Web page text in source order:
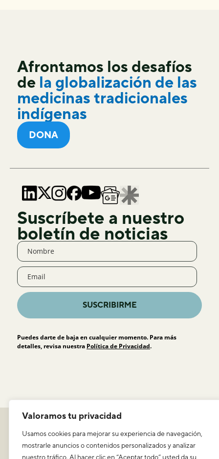
Valoramos tu privacidad
Usamos cookies para mejorar su experiencia de navegación,
mostrarle anuncios o contenidos personalizados y analizar
nuestro tráfico. Al hacer clic en “Aceptar todo” usted da su
Afrontamos los desafíos
de la globalización de las
medicinas tradicionales
indígenas
DONA
Suscríbete a nuestro
boletín de noticias
SUSCRIBIRME
Puedes darte de baja en cualquier momento. Para más
detalles, revisa nuestra Política de Privacidad.
ICEERS
Política de privacidad
Aviso legal y condiciones de uso